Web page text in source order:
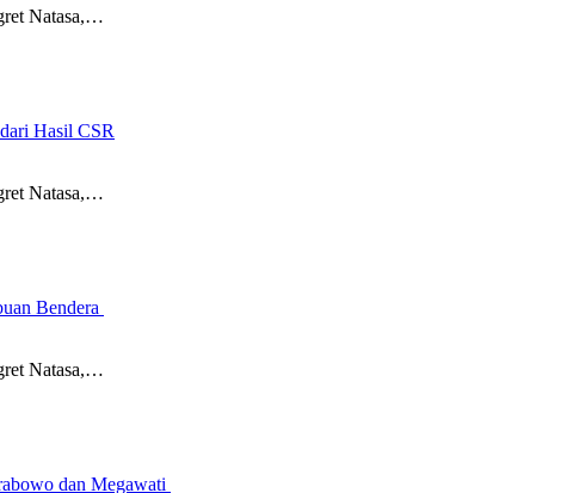
Natasa,…
Hasil CSR
Natasa,…
Bendera
Natasa,…
dan Megawati